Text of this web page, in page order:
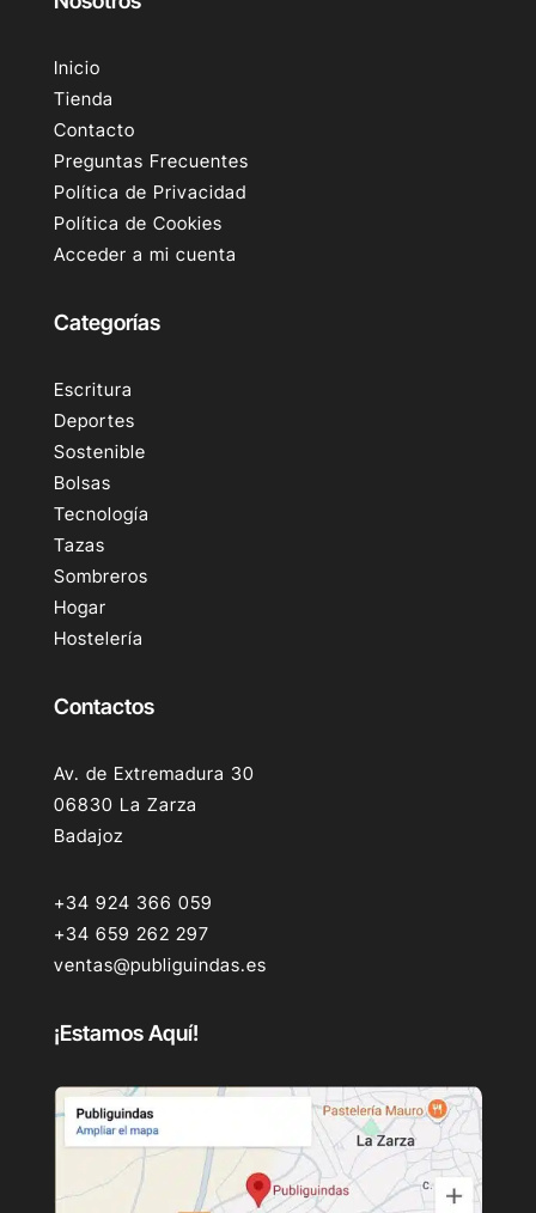
Inicio
Tienda
Contacto
Preguntas Frecuentes
Política de Privacidad
Política de Cookies
Acceder a mi cuenta
Categorías
Escritura
Deportes
Sostenible
Bolsas
Tecnología
Tazas
Sombreros
Hogar
Hostelería
Contactos
Av. de Extremadura 30
06830 La Zarza
Badajoz
+34 924 366 059
+34 659 262 297
ventas@publiguindas.es
¡Estamos Aquí!